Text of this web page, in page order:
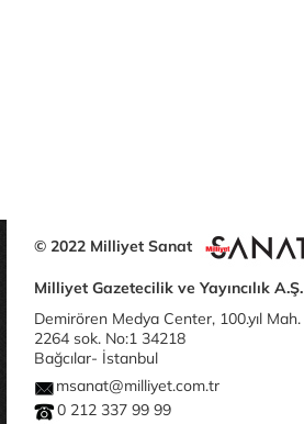
© 2022 Milliyet Sanat
Milliyet Gazetecilik ve Yayıncılık A.Ş.
Demirören Medya Center, 100.yıl Mah.
2264 sok. No:1 34218
Bağcılar- İstanbul
msanat@milliyet.com.tr
0 212 337 99 99